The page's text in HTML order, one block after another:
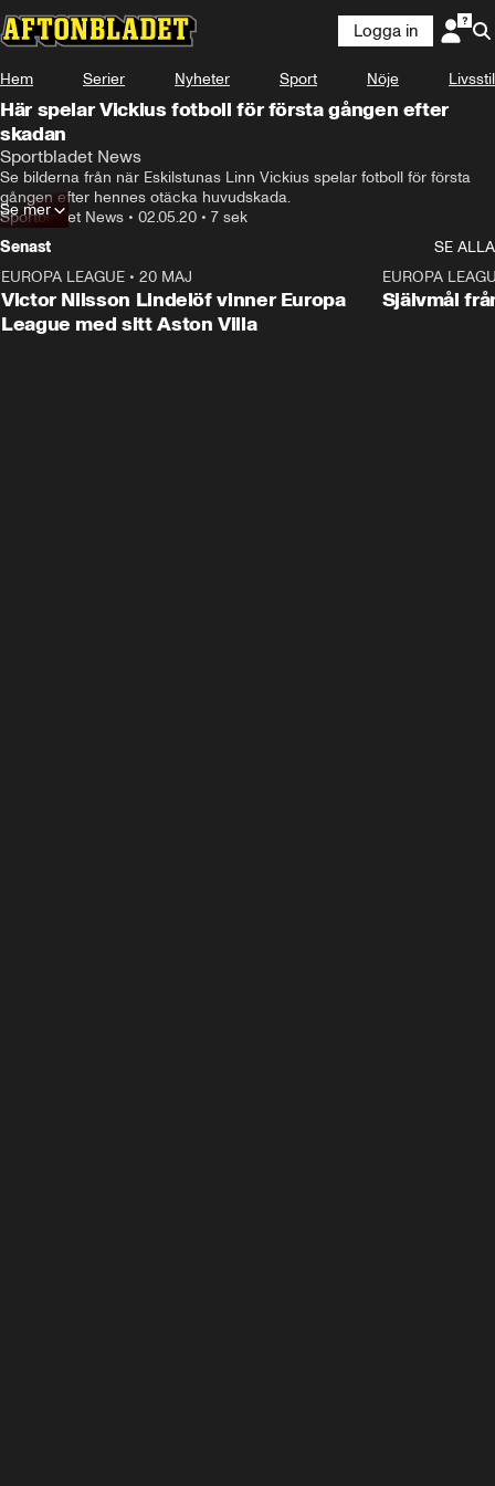
Logga in
Hem Serier Nyheter Sport Nöje Livsstil
Här spelar Vickius fotboll för första gången efter
skadan
Sportbladet News
Se bilderna från när Eskilstunas Linn Vickius spelar fotboll för första
gången efter hennes otäcka huvudskada.
Sportbladet News • 02.05.20 • 7 sek
Se mer
Senast
SE ALLA
EUROPA LEAGUE • 20 MAJ
Victor Nilsson Lindelöf vinner Europa
League med sitt Aston Villa
EUROPA
Självmål